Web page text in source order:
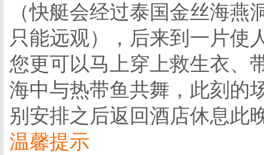
（快艇会经过泰国金丝海
只能远观），后来到一片使
您更可以马上穿上救生衣、
海中与热带鱼共舞，此刻的
别安排之后返回酒店休息此
温馨提示